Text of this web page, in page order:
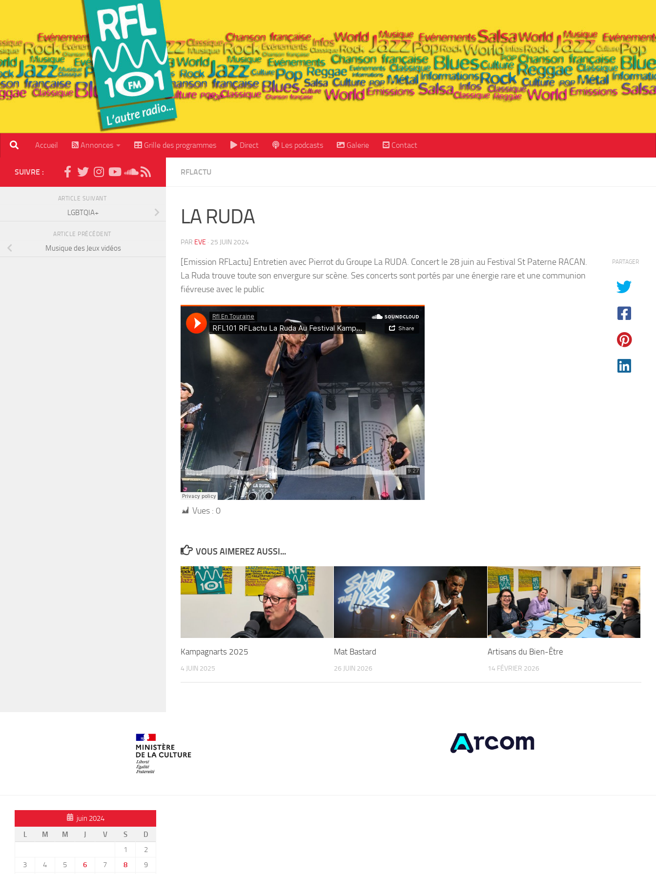
Accueil Annonces Grille des programmes Direct Les podcasts Galerie Contact
RFLACTU
LA RUDA
PAR EVE · 25 JUIN 2024
[Emission RFLactu] Entretien avec Pierrot du Groupe La RUDA. Concert le 28 juin au Festival St Paterne RACAN.
La Ruda trouve toute son envergure sur scène. Ses concerts sont portés par une énergie rare et une communion
fiévreuse avec le public
Vues : 0
PARTAGER
VOUS AIMEREZ AUSSI...
Kampagnarts 2025
4 JUIN 2025
Mat Bastard
26 JUIN 2026
Artisans du Bien-Être
14 FÉVRIER 2026
SUIVRE :
ARTICLE SUIVANT
LGBTQIA+
ARTICLE PRÉCÉDENT
Musique des Jeux vidéos
juin 2024
L
M M J V S
D
1
2
3
4 5 6 7 8 9